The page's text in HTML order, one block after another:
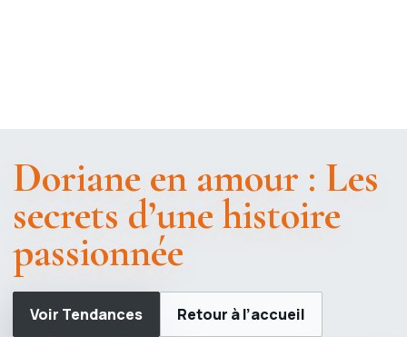
Doriane en amour : Les
secrets d’une histoire
passionnée
Voir Tendances Retour à l’accueil